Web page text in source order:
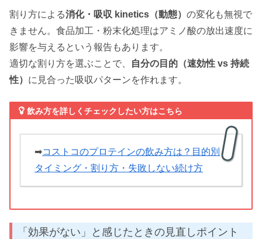
割り方による消化・吸収 kinetics（動態） の変化も無視で
きません。食品加工・粉末化処理はアミノ酸の放出速度に
影響を与えるという報告もあります。
適切な割り方を選ぶことで、
自分の目的（速効性 vs 持続
性） に見合った吸収パターンを作れます。
飲み方を詳しくチェックしたい方はこちら
➡コストコのプロテインの飲み方は？目的別
タイミング・割り方・失敗しない続け方
「効果がない」と感じたときの見直しポイント